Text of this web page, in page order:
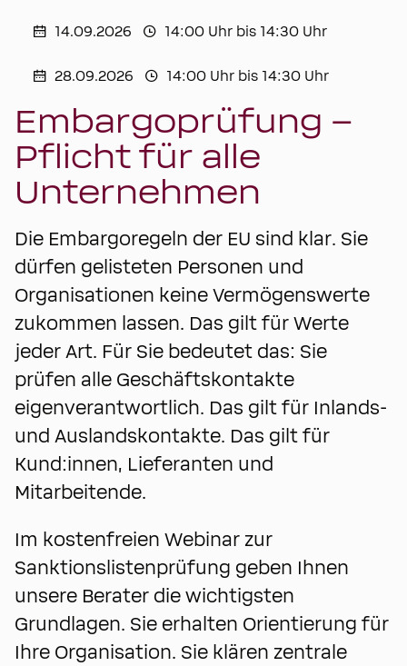
Embargoprüfung –
Pflicht für alle
Unternehmen
Die Embargoregeln der EU sind klar. Sie
dürfen gelisteten Personen und
Organisationen keine Vermögenswerte
zukommen lassen. Das gilt für Werte
jeder Art. Für Sie bedeutet das: Sie
prüfen alle Geschäftskontakte
eigenverantwortlich. Das gilt für Inlands-
und Auslandskontakte. Das gilt für
Kund:innen, Lieferanten und
Mitarbeitende.
Im kostenfreien Webinar zur
Sanktionslistenprüfung geben Ihnen
unsere Berater die wichtigsten
Grundlagen. Sie erhalten Orientierung für
Ihre Organisation. Sie klären zentrale
14.09.2026 14:00 Uhr bis 14:30 Uhr
28.09.2026 14:00 Uhr bis 14:30 Uhr